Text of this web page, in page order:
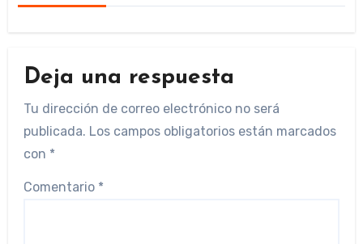
Deja una respuesta
Tu dirección de correo electrónico no será
publicada. Los campos obligatorios están marcados
con *
Comentario *